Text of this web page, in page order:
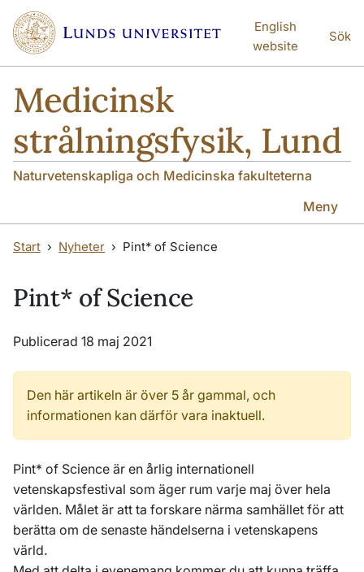
Hoppa till huvudinnehåll
Hoppa till huvudinnehåll
English
website
Sök
Medicinsk
strålningsfysik, Lund
Naturvetenskapliga och Medicinska fakulteterna
Meny
Start Nyheter Pint* of Science
Pint* of Science
Publicerad 18 maj 2021
Den här artikeln är över 5 år gammal, och
informationen kan därför vara inaktuell.
Pint* of Science är en årlig internationell
vetenskapsfestival som äger rum varje maj över hela
världen. Målet är att ta forskare närma samhället för att
berätta om de senaste händelserna i vetenskapens
värld.